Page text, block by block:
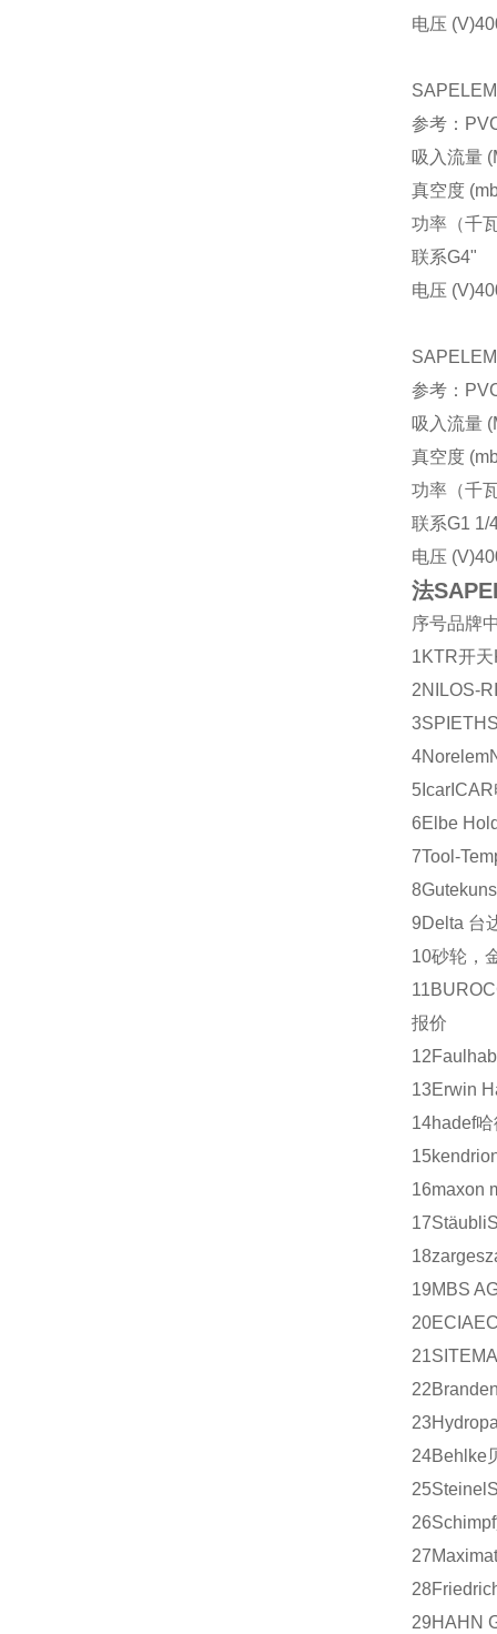
电压 (V)
SAPELEM
参考：
吸入流量
真空度
功率（千
联系G4"
电压 (V)
SAPELEM
参考：
吸入流量
真空度
功率（千
联系G1 1/
电压 (V)
法
序号品牌
1KTR开天
2NILOS-
3SPIETH
4Norelem
5 Icar ICAR
6Elbe
7Tool-
8
9Delta 台
10砂轮，
11
报价
12
13Erwin
14hadef哈
15
16maxon
17Stäubli
18zarges
19MBS
20ECIA
21
22
23
24Behlke
25Steinel
26Schimpf
27
28
29HAHN